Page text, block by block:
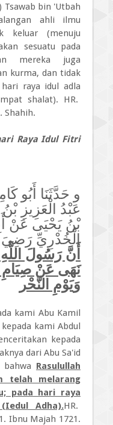
bin 'Utbah
ahli ilmu
keluar (menuju
sesuatu pada
mereka juga
kurma, dan tidak
raya idul adla
shalat). HR.
Shahih.
Raya Idul Fitri
و حَدَّثَنَا أَبُو
عَبْدُ الْعَزِيزِ
بْنُ يَحْيَى عَنْ
الْخُدْرِيِّ رَضِيَ
أَنَّ رَسُولَ
نَهَى عَنْ صِيَامِ
وَيَوْمِ النَّحْر
kami Abu Kamil
kami Abdul
kepada
dari Abu Sa'id
Rasulullah
telah melarang
pada hari raya
Adha).HR.
Ibnu Majah 1721.